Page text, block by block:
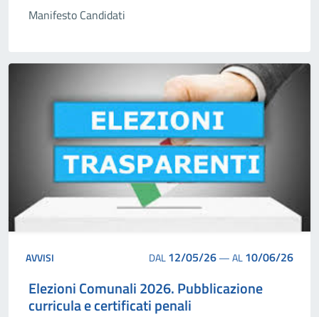
Manifesto Candidati
AVVISI DAL12/05/26—AL10/06/26
Elezioni Comunali 2026. Pubblicazione
curricula e certificati penali